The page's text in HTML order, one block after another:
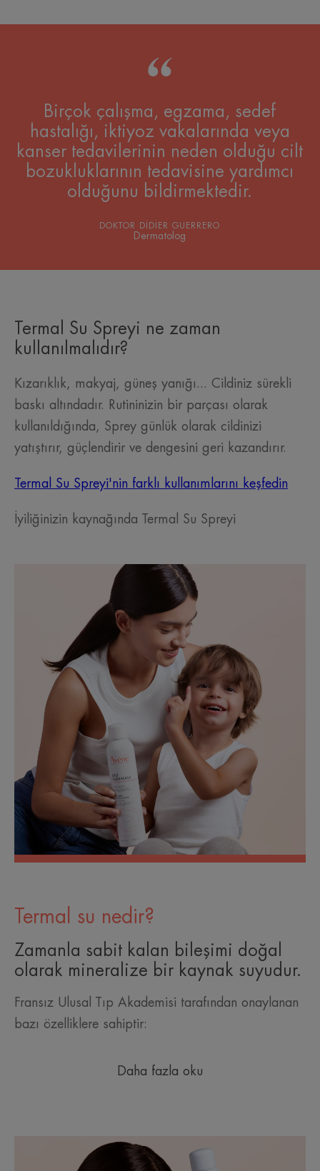
Birçok çalışma, egzama, sedef
hastalığı, iktiyoz vakalarında veya
kanser tedavilerinin neden olduğu cilt
bozukluklarının tedavisine yardımcı
olduğunu bildirmektedir.
DOKTOR DIDIER GUERRERO
Dermatolog
Termal Su Spreyi ne zaman
kullanılmalıdır?
Kızarıklık, makyaj, güneş yanığı... Cildiniz sürekli
baskı altındadır. Rutininizin bir parçası olarak
kullanıldığında, Sprey günlük olarak cildinizi
yatıştırır, güçlendirir ve dengesini geri kazandırır.
Termal Su Spreyi'nin farklı kullanımlarını keşfedin
İyiliğinizin kaynağında Termal Su Spreyi
Termal su nedir?
Zamanla sabit kalan bileşimi doğal
olarak mineralize bir kaynak suyudur.
Fransız Ulusal Tıp Akademisi tarafından onaylanan
bazı özelliklere sahiptir:
Daha fazla oku